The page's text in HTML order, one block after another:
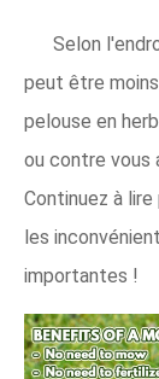
Selon
peut être
pelouse en
ou contre vous
Continuez à
les
importantes !